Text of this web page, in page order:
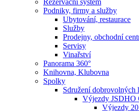
Rezervační systém
Podniky, firmy a služby
Ubytování, restaurace
Služby
Prodejny, obchodní
Servisy
Vinařství
Panorama 360°
Knihovna, Klubovna
Spolky
Sdružení dobrovolných
Výjezdy JSDHO
Výjezdy